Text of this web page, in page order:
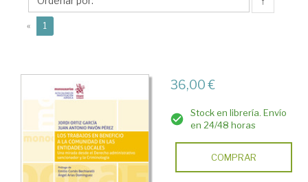
Antonio
« 1
36,00 €
Stock en librería. Envío
en 24/48 horas
COMPRAR